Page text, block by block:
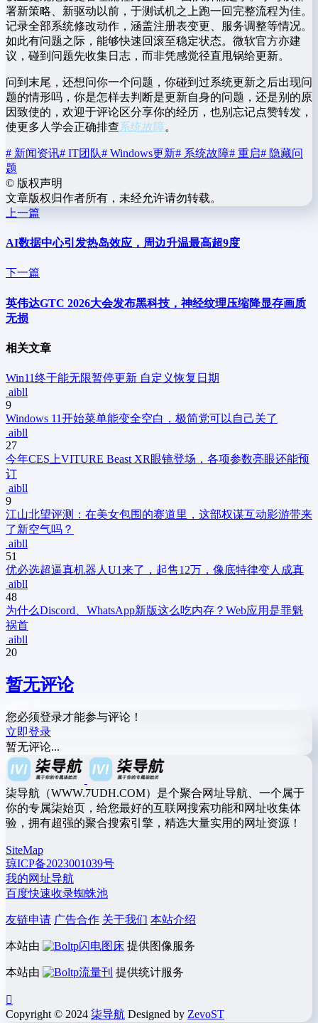
署新策略、新驱动以前，于测试机之上跑一回完整流程为佳。
记录全部系统修改动作，涵盖注册表变更、服务调整等情况。
如此有问题之际，能够快速回滚至稳定状态。微软官方亦建
议，碰到问题先收集日志，而非凭感觉径直甩锅给更新。
问到末尾，还想问你一个问题，你碰到过系统更新之后出现问
题的情形吗，你是怎样去判断是更新自身的问题，还是别的原
因致使的，欢迎于评论区分享你的经历，也别忘记点赞转发，
使更多人学会正确排查系统故障。
# 新闻资讯# IT团队# Windows更新# 系统故障# 重启# 隐藏问
题
© 版权声明
文章版权归作者所有，未经允许请勿转载。
上一篇
AI数据中心引发热岛效应，周边升温最高超9度
下一篇
英伟达GTC 2026大会发布黑科技，神经纹理压缩降显存画质
无损
相关文章
Win11终于能无限暂停更新 自定义恢复日期
aibll
9
Windows 11开始菜单能变全空白，极简党可以自己关了
aibll
27
今年CES上VITURE Beast XR眼镜登场，各项参数亮眼还能预
订
aibll
9
江山北望评测：在美女包围的赛道里，这部权谋互动影游带来
了新空气吗？
aibll
51
优必选超逼真机器人U1来了，起售12万，像底特律变人成真
aibll
48
为什么Discord、WhatsApp新版这么吃内存？Web应用是罪魁
祸首
aibll
20
暂无评论
您必须登录才能参与评论！
立即登录
暂无评论...
柒导航（WWW.7UDH.COM）是个聚合网址导航、一个属于
你的专属柒始页，给您最好的互联网搜索功能和网址收集体
验，拥有超强的聚合搜索引擎，精选大量实用的网址资源！
SiteMap
琼ICP备2023001039号
我的网址导航
百度快速收录蜘蛛池
友链申请 广告合作 关于我们 本站介绍
本站由 闪电图床 提供图像服务
本站由 流量刊 提供统计服务
Copyright © 2024 柒导航 Designed by ZevoST